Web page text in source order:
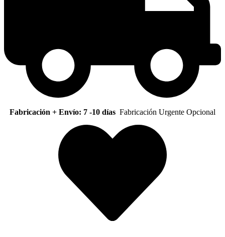
Fabricación + Envío: 7 -10 días Fabricación Urgente Opcional